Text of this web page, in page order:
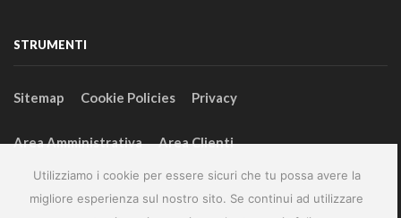
Utilizziamo i cookie per essere sicuri che tu possa avere la
migliore esperienza sul nostro sito. Se continui ad utilizzare
STRUMENTI
Sitemap Cookie Policies Privacy
Area Amministrativa Area Clienti